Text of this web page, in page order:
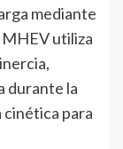
mediante
utiliza
durante la
cinética para